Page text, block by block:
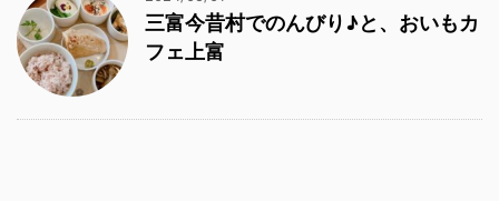
三富今昔村でのんびり♪と、おいもカ
フェ上富